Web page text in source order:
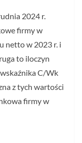
2024 r.
firmy w
netto w 2023 r. i
to iloczyn
C/Wk
z tych wartości
firmy w